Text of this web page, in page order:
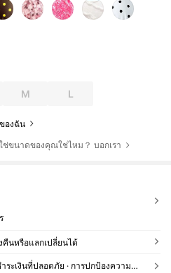
M L
องฉัน
ช่ขนาดของคุณใช่ไหม？ บอกเรา
นหรือแลกเปลี่ยนได้
มีบริการเก็บเงินปลายทาง · การชำระเงินที่ปลอดภัย · การปกป้องความเป็นส่วนตัว